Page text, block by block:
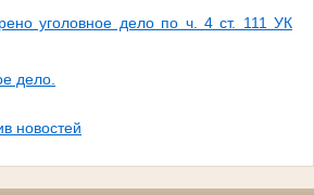
уголовное дело по ч. 4 ст. 111 УК
дело.
новостей